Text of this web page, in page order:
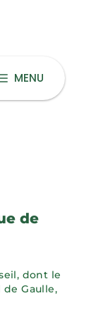
MENU
de
dont le
de Gaulle,